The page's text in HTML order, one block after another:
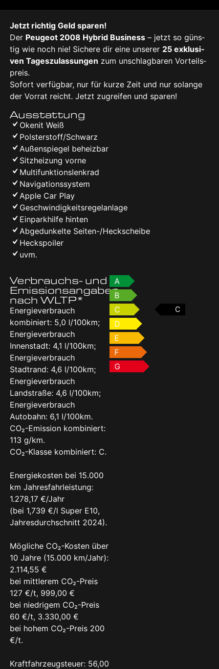
Jetzt rich­tig Geld spa­ren!
Der Peu­geot 2008 Hybrid Busi­ness – jetzt so güns­
tig wie noch nie! Siche­re dir eine unse­rer 25 exklu­si­
ven Tages­zu­las­sun­gen zum unschlag­ba­ren Vor­teils­
preis.
Sofort ver­füg­bar, nur für kur­ze Zeit und nur solan­ge
der Vor­rat reicht. Jetzt zugrei­fen und spa­ren!
Ausstattung
Okenit Weiß
Polsterstoff/Schwarz
Außenspiegel beheizbar
Sitzheizung vorne
Multifunktionslenkrad
Navigationssystem
Apple Car Play
Geschwindigkeitsregelanlage
Einparkhilfe hinten
Abgedunkelte Seiten-/Heckscheibe
Heckspoiler
uvm.
Verbrauchs- und
Emissionsangaben
nach WLTP*
Energieverbrauch
kombiniert: 5,0 l/100km;
Energieverbrauch
Innenstadt: 4,1 l/100km;
Energieverbrauch
Stadtrand: 4,6 l/100km;
Energieverbrauch
Landstraße: 4,6 l/100km;
Energieverbrauch
Autobahn: 6,1 l/100km.
CO₂-Emission kombiniert:
113 g/km.
CO₂-Klasse kombiniert: C.
Energiekosten bei 15.000
km Jahresfahrleistung:
1.278,17 €/Jahr
(bei 1,739 €/l Super E10,
Jahresdurchschnitt 2024).
Mögliche CO₂-Kosten über
10 Jahre (15.000 km/Jahr):
2.114,55 €
bei mittlerem CO₂-Preis
127 €/t, 999,00 €
bei niedrigem CO₂-Preis
60 €/t, 3.330,00 €
bei hohem CO₂-Preis 200
€/t.
Kraftfahrzeugsteuer: 56,00
A
B
C
C
D
E
F
G